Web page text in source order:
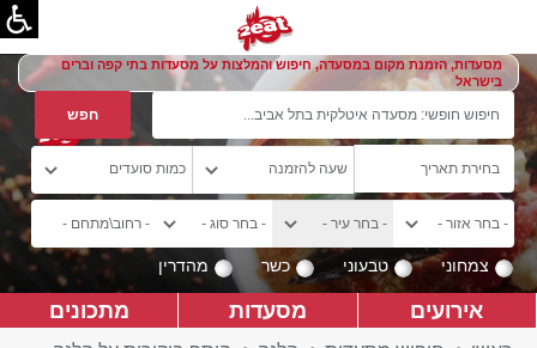
מסעדות, הזמנת מקום במסעדה, חיפוש והמלצות על מסעדות בתי קפה וברים
בישראל
צמחוני טבעוני כשר מהדרין
אירועים מסעדות מתכונים